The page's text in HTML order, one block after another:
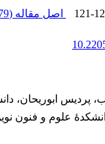
121- اصل مقاله (K
ابوریحان،
علوم و فنون